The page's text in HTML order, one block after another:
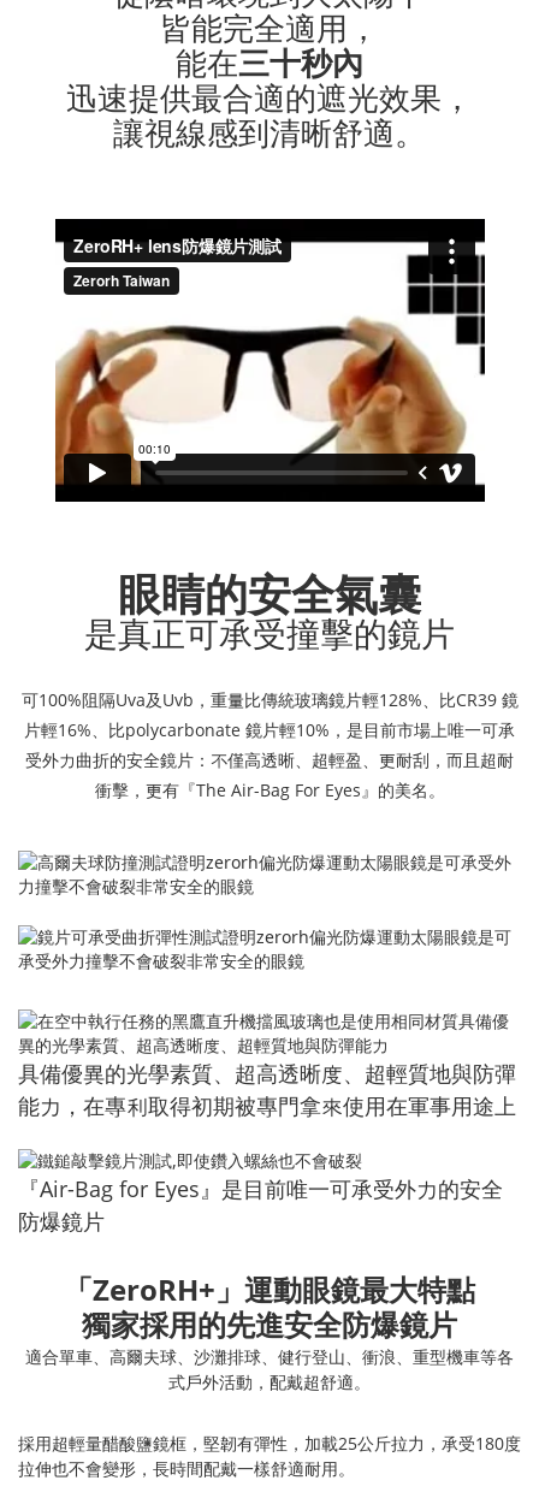
皆能完全適用，
能在三十秒內
迅速提供最合適的遮光效果，
讓視線感到清晰舒適。
眼睛的安全氣囊
是真正可承受撞擊的鏡片
可100%阻隔Uva及Uvb，重量比傳統玻璃鏡片輕128%、比CR39 鏡
片輕16%、比polycarbonate 鏡片輕10%，是目前市場上唯一可承
受外力曲折的安全鏡片：不僅高透晰、超輕盈、更耐刮，而且超耐
衝擊，更有『The Air-Bag For Eyes』的美名。
具備優異的光學素質、超高透晰度、超輕質地與防彈
能力，在專利取得初期被專門拿來使用在軍事用途上
『Air-Bag for Eyes』 是目前唯一可承受外力的安全
防爆鏡片
「ZeroRH+」運動眼鏡最大特點
獨家採用的先進安全防爆鏡片
適合單車、高爾夫球、沙灘排球、健行登山、衝浪、重型機車等各
式戶外活動，配戴超舒適。
採用超輕量醋酸鹽鏡框，堅韌有彈性，加載25公斤拉力，承受180度
拉伸也不會變形，長時間配戴一樣舒適耐用。